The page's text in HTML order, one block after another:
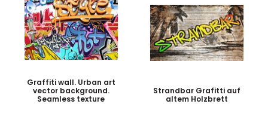
Graffiti wall. Urban art
vector background.
Seamless texture
Strandbar Grafitti auf
altem Holzbrett